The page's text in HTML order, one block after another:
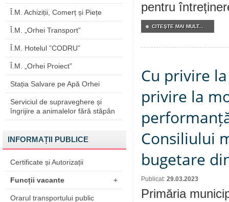
Î.M. Achiziții, Comerț și Piețe
Î.M. „Orhei Transport”
Î.M. Hotelul ”CODRU”
Î.M. „Orhei Proiect”
Stația Salvare pe Apă Orhei
Serviciul de supraveghere și
îngrijire a animalelor fără stăpân
INFORMAȚII PUBLICE
Certificate și Autorizații
Funcții vacante +
Orarul transportului public
pentru
CITEŞTE MAI MULT...
Cu privire
privire la
Consiliului
bugetare
Publicat: 29.03.2023
Primăria